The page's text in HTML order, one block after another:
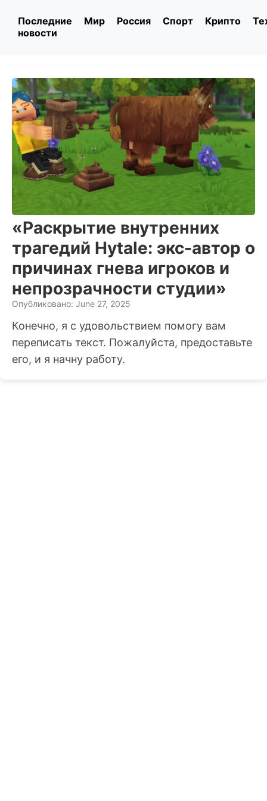
Последние
новости
Мир Россия Спорт Крипто
«Раскрытие внутренних
трагедий Hytale: экс-автор о
причинах гнева игроков и
непрозрачности студии»
Опубликовано: June 27, 2025
Конечно, я с удовольствием помогу вам
переписать текст. Пожалуйста, предоставьте
его, и я начну работу.